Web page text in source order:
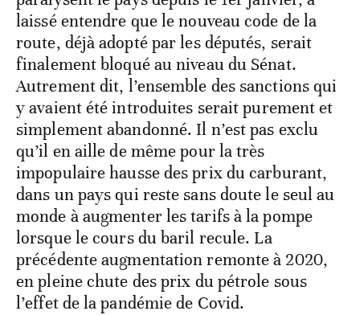
laissé entendre que le nouveau code de la
route, déjà adopté par les députés, serait
finalement bloqué au niveau du Sénat.
Autrement dit, l’ensemble des sanctions qui
y avaient été introduites serait purement et
simplement abandonné. Il n’est pas exclu
qu’il en aille de même pour la très
impopulaire hausse des prix du carburant,
dans un pays qui reste sans doute le seul au
monde à augmenter les tarifs à la pompe
lorsque le cours du baril recule. La
précédente augmentation remonte à 2020,
en pleine chute des prix du pétrole sous
l’effet de la pandémie de Covid.